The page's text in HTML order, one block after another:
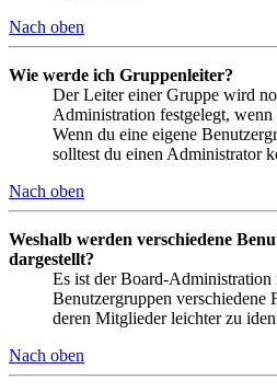
Nach oben
Wie werde ich Gruppenleiter?
Der Leiter einer Gruppe wird
Administration festgelegt,
Wenn du eine eigene
solltest du einen Administrator
Nach oben
Weshalb werden verschiedene
dargestellt?
Es ist der Board-Administration
Benutzergruppen verschiedene
deren Mitglieder leichter zu
Nach oben